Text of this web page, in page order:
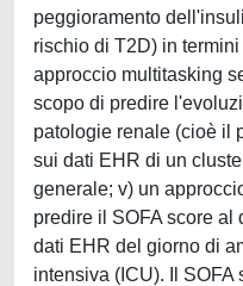
peggioramento
rischio di T2D) in
approccio multitasking
scopo di predire
patologie renale (cioè il
sui dati EHR di un
generale; v) un
predire il SOFA score
dati EHR del giorno di
intensiva (ICU). Il SOFA